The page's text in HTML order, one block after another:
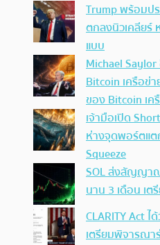
Trump พร้อมป
ตกลงนิวเคลียร์
แบบ
Michael
Bitcoin เครือข่
ของ Bitcoin เ
เจ้ามือเปิด
ห่างจุดพอร์ตแต
Squeeze
SOL ส่งสัญญา
นาน 3 เดือน เ
CLARITY Act
เตรียมพิจารณ